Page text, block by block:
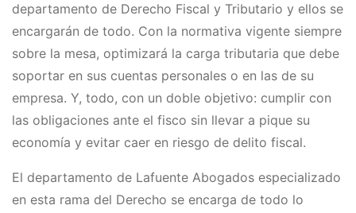
departamento de Derecho Fiscal y Tributario y ellos se
encargarán de todo. Con la normativa vigente siempre
sobre la mesa, optimizará la carga tributaria que debe
soportar en sus cuentas personales o en las de su
empresa. Y, todo, con un doble objetivo: cumplir con
las obligaciones ante el fisco sin llevar a pique su
economía y evitar caer en riesgo de delito fiscal.
El departamento de Lafuente Abogados especializado
en esta rama del Derecho se encarga de todo lo